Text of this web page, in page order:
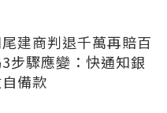
建商判退千萬再賠百
步驟應變：快通知銀
備款